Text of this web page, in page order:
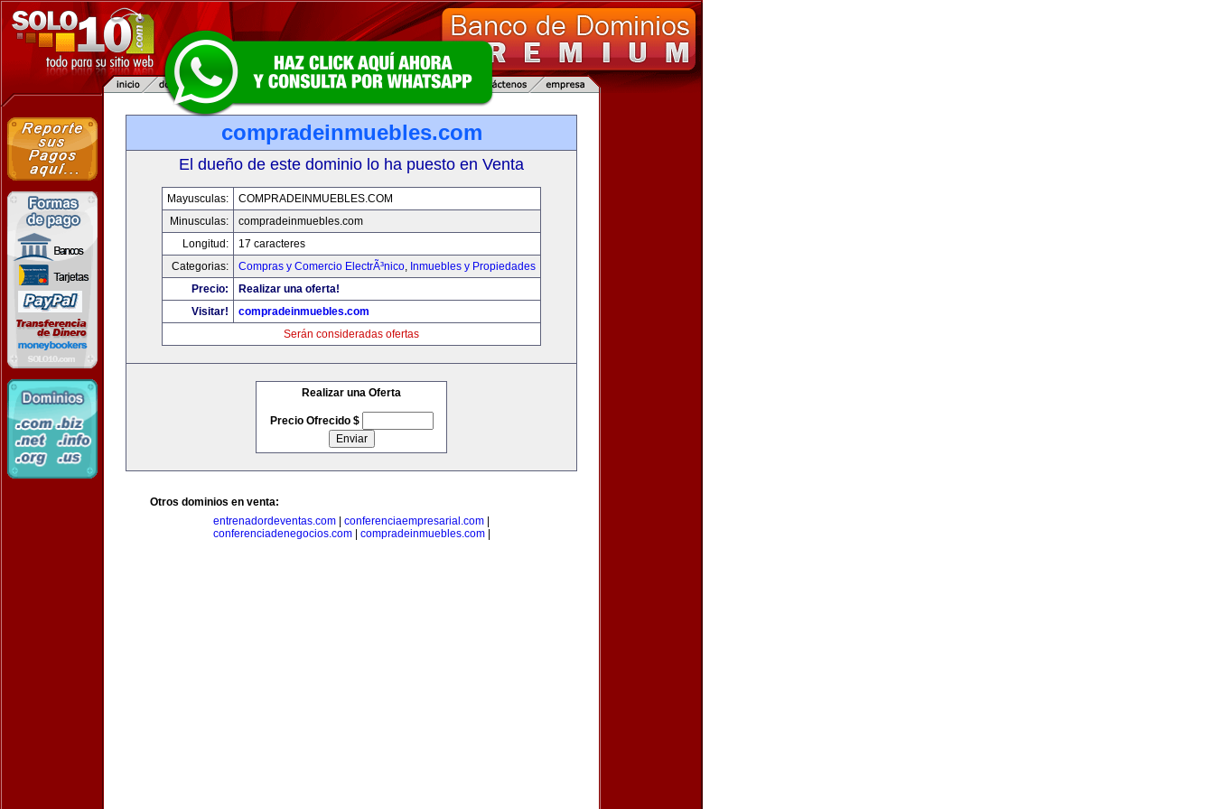
compradeinmuebles.com
El dueño de este dominio lo ha puesto en Venta
Mayusculas:
COMPRADEINMUEBLES.COM
Minusculas:
compradeinmuebles.com
Longitud:
17 caracteres
Categorias:
Compras y Comercio ElectrÃ³nico, Inmuebles y Propiedades
Precio:
Realizar una oferta!
Visitar!
compradeinmuebles.com
Serán consideradas ofertas
Realizar una Oferta
Precio Ofrecido $
Otros dominios en venta:
entrenadordeventas.com
conferenciaempresarial.com
conferenciadenegocios.com| compradeinmuebles.com|